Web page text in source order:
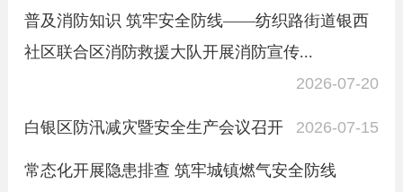
普及消防知识 筑牢安全防线——纺织路街道银西
社区联合区消防救援大队开展消防宣传...
2026-07-20
白银区防汛减灾暨安全生产会议召开 2026-07-15
常态化开展隐患排查 筑牢城镇燃气安全防线